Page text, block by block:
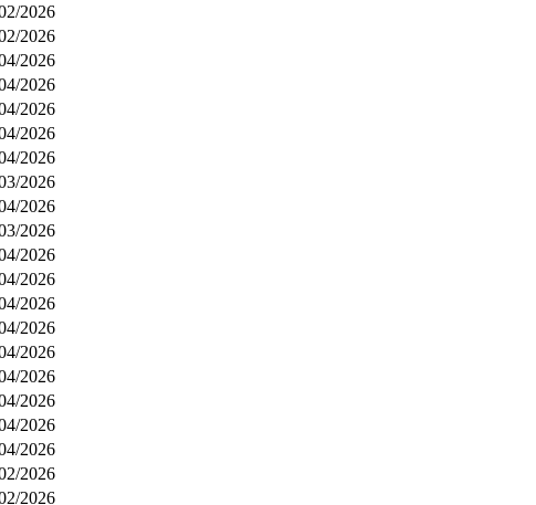
2026
2026
2026
2026
2026
2026
2026
2026
2026
2026
2026
2026
2026
2026
2026
2026
2026
2026
2026
2026
2026